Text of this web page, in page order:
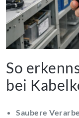
So
bei
Saubere